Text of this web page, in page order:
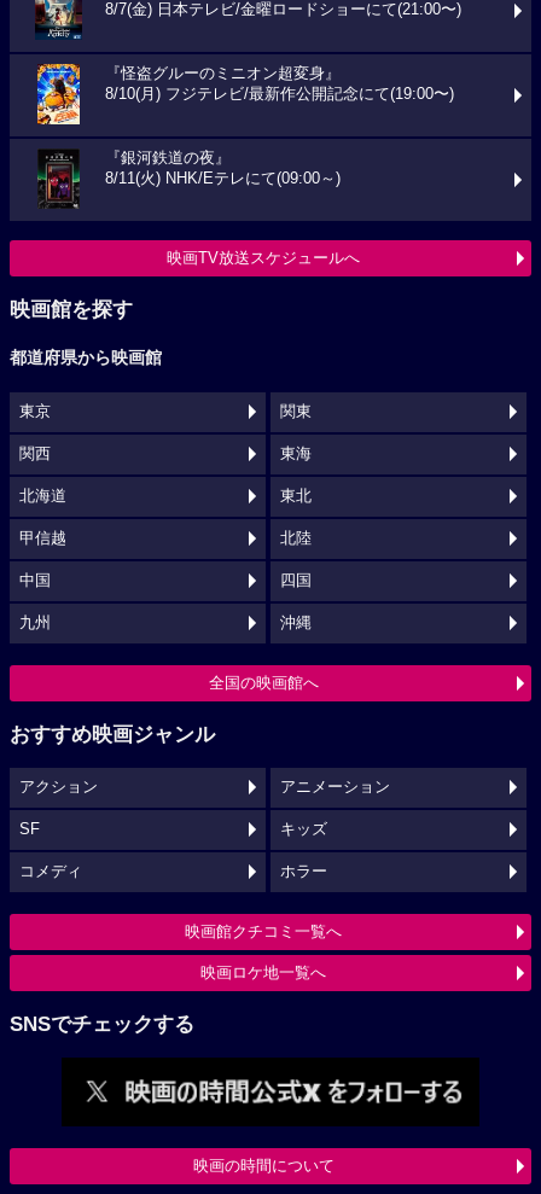
8/7(金) 日本テレビ/金曜ロードショーにて(21:00〜)
『怪盗グルーのミニオン超変身』
8/10(月) フジテレビ/最新作公開記念にて(19:00〜)
『銀河鉄道の夜』
8/11(火) NHK/Eテレにて(09:00～)
映画TV放送スケジュールへ
映画館を探す
都道府県から映画館
東京 関東
関西 東海
北海道 東北
甲信越 北陸
中国 四国
九州 沖縄
全国の映画館へ
おすすめ映画ジャンル
アクション アニメーション
SF キッズ
コメディ ホラー
映画館クチコミ一覧へ
映画ロケ地一覧へ
SNSでチェックする
映画の時間について